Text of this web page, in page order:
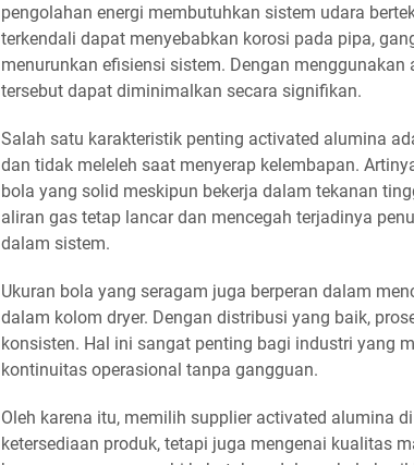
pengolahan energi membutuhkan sistem udara
terkendali dapat menyebabkan korosi pada pipa,
menurunkan efisiensi sistem. Dengan
tersebut dapat diminimalkan secara signifikan.
Salah satu karakteristik penting activated alumina
dan tidak meleleh saat menyerap kelembapan.
bola yang solid meskipun bekerja dalam tekanan
aliran gas tetap lancar dan mencegah terjadinya
dalam sistem.
Ukuran bola yang seragam juga berperan dalam
dalam kolom dryer. Dengan distribusi yang baik,
konsisten. Hal ini sangat penting bagi industri yang
kontinuitas operasional tanpa gangguan.
Oleh karena itu, memilih supplier activated alumina
ketersediaan produk, tetapi juga mengenai kualitas